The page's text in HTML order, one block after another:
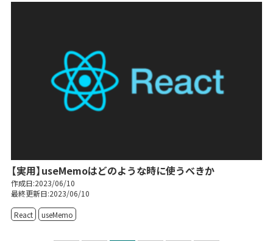
【実用】useMemoはどのような時に使うべきか
作成日:2023/06/10
最終更新日:2023/06/10
React useMemo